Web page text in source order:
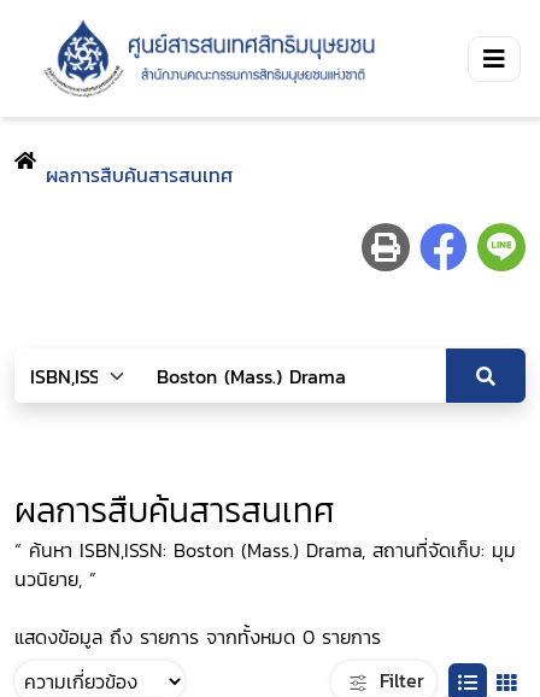
ผลการสืบค้นสารสนเทศ
ผลการสืบค้นสารสนเทศ
“ ค้นหา ISBN,ISSN: Boston (Mass.) Drama, สถานที่จัดเก็บ: มุม
นวนิยาย, ”
แสดงข้อมูล ถึง รายการ จากทั้งหมด 0 รายการ
Filter